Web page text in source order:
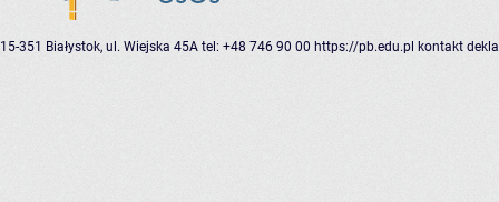
15-351 Białystok, ul. Wiejska 45A tel: +48 746 90 00 https://pb.edu.pl kontakt